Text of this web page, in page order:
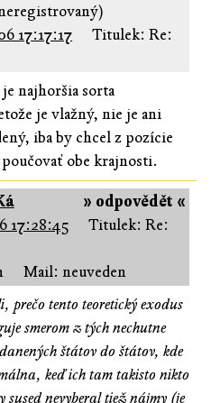
17:17:17
Titulek: Re:
najhoršia sorta
je vlažný, nie je ani
iba by chcel z pozície
obe krajnosti.
» odpovědět «
17:28:45
Titulek: Re:
Mail: neuveden
prečo tento teoretický exodus
smerom z tých nechutne
štátov do štátov, kde
keď ich tam takisto nikto
sused nevyberal tiež nájmy (je